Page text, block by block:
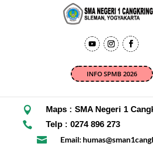
INFO SPMB 2026
 Maps : SMA Negeri 1
 Telp : 0274 896 273
 Email: